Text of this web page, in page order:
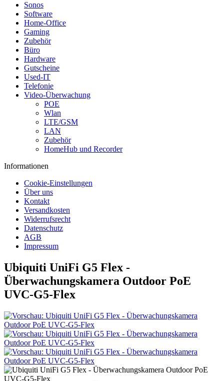
Sonos
Software
Home-Office
Gaming
Zubehör
Büro
Hardware
Gutscheine
Used-IT
Telefonie
Video-Überwachung
POE
Wlan
LTE/GSM
LAN
Zubehör
HomeHub und Recorder
Informationen
Cookie-Einstellungen
Über uns
Kontakt
Versandkosten
Widerrufsrecht
Datenschutz
AGB
Impressum
Ubiquiti UniFi G5 Flex -
Überwachungskamera Outdoor PoE
UVC-G5-Flex